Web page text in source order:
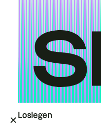
Loslegen